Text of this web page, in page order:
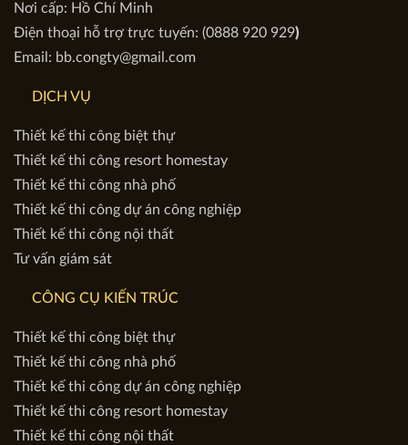
Nơi cấp: Hồ Chí Minh
Điện thoại hỗ trợ trực tuyến: (0888 920 929)
Email: bb.congty@gmail.com
DỊCH VỤ
Thiết kế thi công biệt thự
Thiết kế thi công resort homestay
Thiết kế thi công nhà phố
Thiết kế thi công dự án công nghiệp
Thiết kế thi công nội thất
Tư vấn giám sát
CÔNG CỤ KIẾN TRÚC
Thiết kế thi công biệt thự
Thiết kế thi công nhà phố
Thiết kế thi công dự án công nghiệp
Thiết kế thi công resort homestay
Thiết kế thi công nội thất